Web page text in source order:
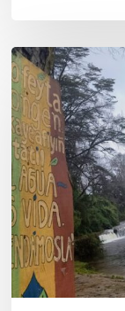
En
defensa
del
Salto
Donguil
y
el
territorio
Kuzpe